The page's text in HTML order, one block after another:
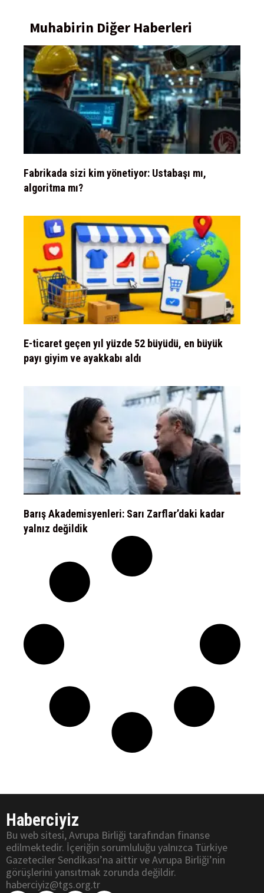
Muhabirin Diğer Haberleri
Fabrikada sizi kim yönetiyor: Ustabaşı mı,
algoritma mı?
E-ticaret geçen yıl yüzde 52 büyüdü, en büyük
payı giyim ve ayakkabı aldı
Barış Akademisyenleri: Sarı Zarflar’daki kadar
yalnız değildik
Haberciyiz
Bu web sitesi, Avrupa Birliği tarafından finanse
edilmektedir. İçeriğin sorumluluğu yalnızca Türkiye
Gazeteciler Sendikası’na aittir ve Avrupa Birliği’nin
görüşlerini yansıtmak zorunda değildir.
haberciyiz@tgs.org.tr